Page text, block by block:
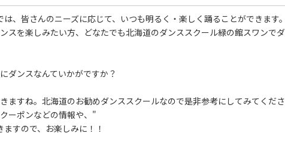
、皆さんのニーズに応じて、いつも明るく・楽しく踊ることができます。
スを楽しみたい方、どなたでも北海道のダンススクール緑の館スワンでダ
ダンスなんていかがですか？
ますね。北海道のお勧めダンススクールなので是非参考にしてみてくださ
ーポンなどの情報や、"
すので、お楽しみに！！